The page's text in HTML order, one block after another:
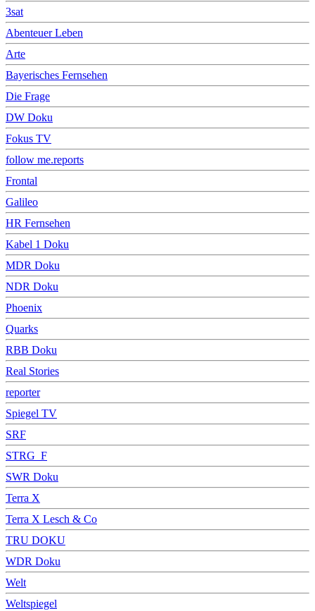
3sat
Abenteuer Leben
Arte
Bayerisches Fernsehen
Die Frage
DW Doku
Fokus TV
follow me.reports
Frontal
Galileo
HR Fernsehen
Kabel 1 Doku
MDR Doku
NDR Doku
Phoenix
Quarks
RBB Doku
Real Stories
reporter
Spiegel TV
SRF
STRG_F
SWR Doku
Terra X
Terra X Lesch & Co
TRU DOKU
WDR Doku
Welt
Weltspiegel